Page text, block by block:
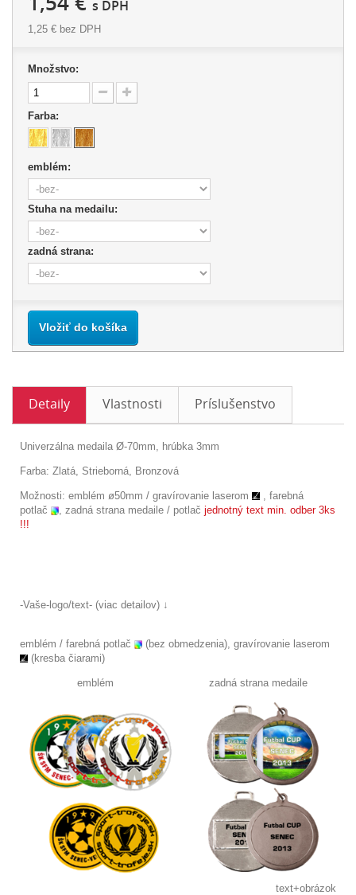
s DPH
1,25 € bez DPH
Množstvo:
Farba:
emblém:
Stuha na medailu:
zadná strana:
Vložiť do košíka
Detaily Vlastnosti Príslušenstvo
Univerzálna medaila Ø-70mm, hrúbka 3mm
Farba: Zlatá, Strieborná, Bronzová
Možnosti: emblém ø50mm / gravírovanie laserom
, farebná
potlač
zadná strana medaile / potlač jednotný text min. odber 3ks
!!!
-Vaše-logo/text- (viac detailov) ↓
emblém / farebná potlač
(bez obmedzenia), gravírovanie laserom
(kresba čiarami)
emblém zadná strana medaile
text+obrázok